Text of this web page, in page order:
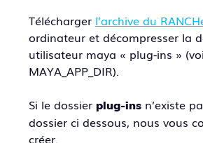
Télécharger l’archive du
ordinateur et décompresser la
utilisateur maya « plug-ins »
MAYA_APP_DIR).
Si le dossier plug-insn’existe
dossier ci dessous, nous vous
créer.